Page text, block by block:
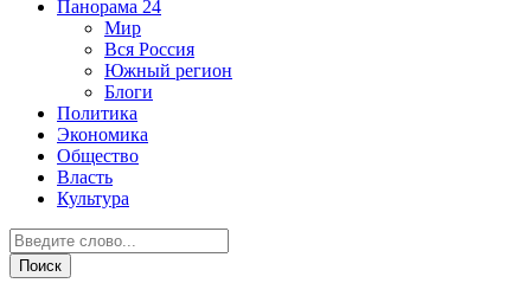
Панорама 24
Мир
Вся Россия
Южный регион
Блоги
Политика
Экономика
Общество
Власть
Культура